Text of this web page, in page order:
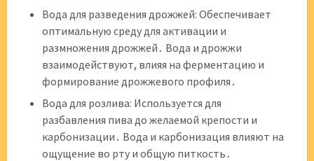
Вода для разведения дрожжей: Обеспечивает
оптимальную среду для активации и
размножения дрожжей․ Вода и дрожжи
взаимодействуют, влияя на ферментацию и
формирование дрожжевого профиля․
Вода для розлива: Используется для
разбавления пива до желаемой крепости и
карбонизации․ Вода и карбонизация влияют на
ощущение во рту и общую питкость․